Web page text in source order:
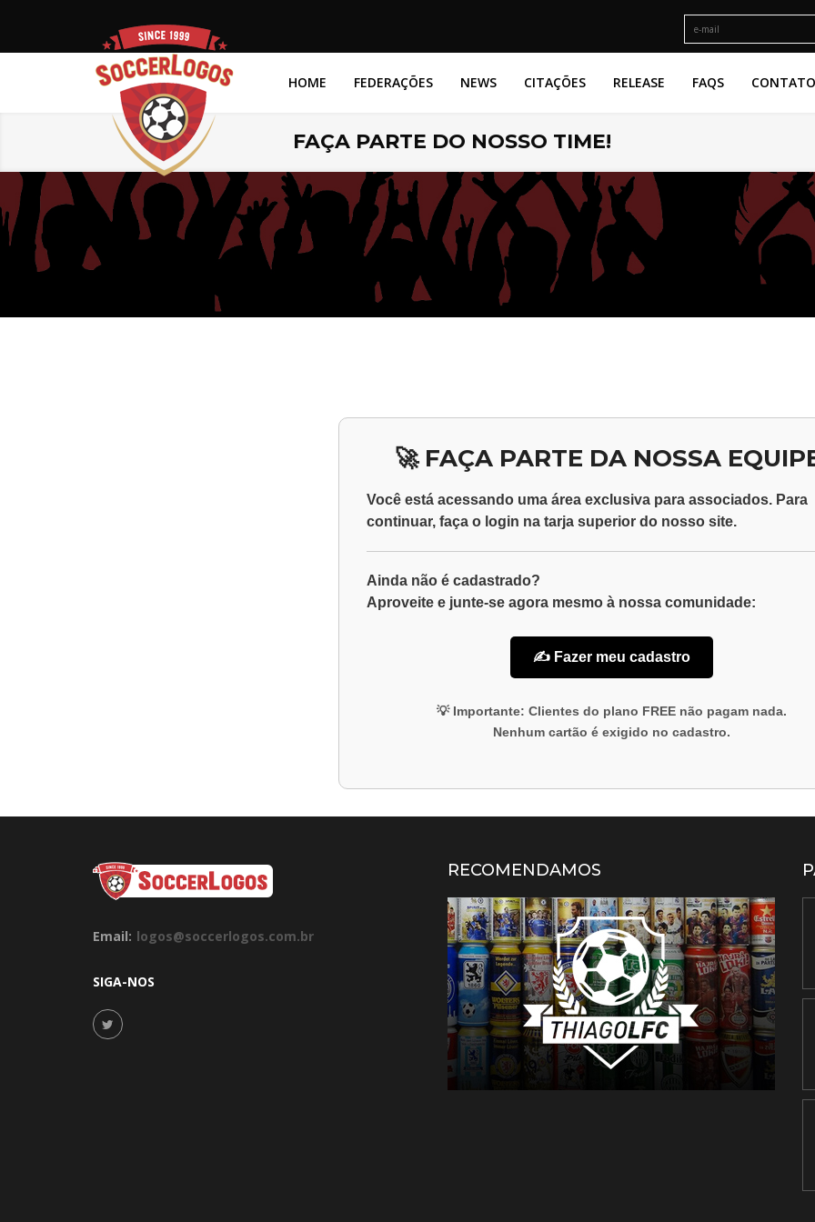
HOME FEDERAÇÕES NEWS CITAÇÕES RELEASE FAQS CONTATO
FAÇA PARTE DO NOSSO TIME!
🚀 FAÇA PARTE DA NOSSA
Você está acessando uma área exclusiva para associados. Para
continuar, faça o login na tarja superior do nosso site.
Ainda não é cadastrado?
Aproveite e junte-se agora mesmo à nossa comunidade:
✍️ Fazer meu cadastro
💡 Importante: Clientes do plano FREEnão pagam nada.
Nenhum cartão é exigido no cadastro.
Email: logos@soccerlogos.com.br
SIGA-NOS
RECOMENDAMOS